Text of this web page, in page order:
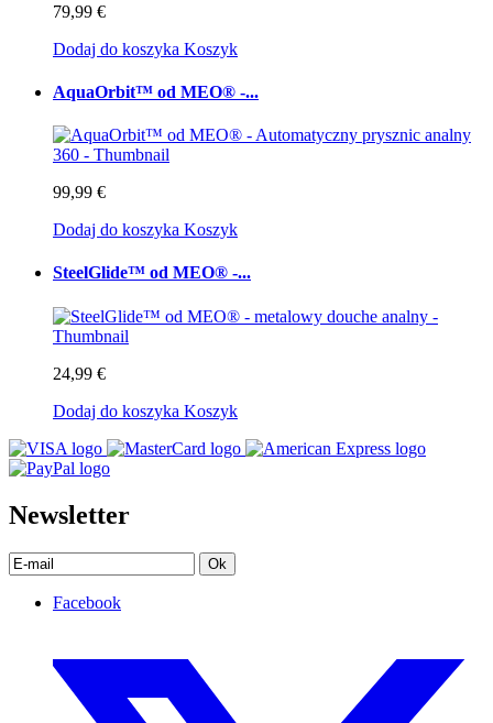
79,99 €
Dodaj do koszyka Koszyk
AquaOrbit™ od MEO® -...
99,99 €
Dodaj do koszyka Koszyk
SteelGlide™ od MEO® -...
24,99 €
Dodaj do koszyka Koszyk
Newsletter
Ok
Facebook